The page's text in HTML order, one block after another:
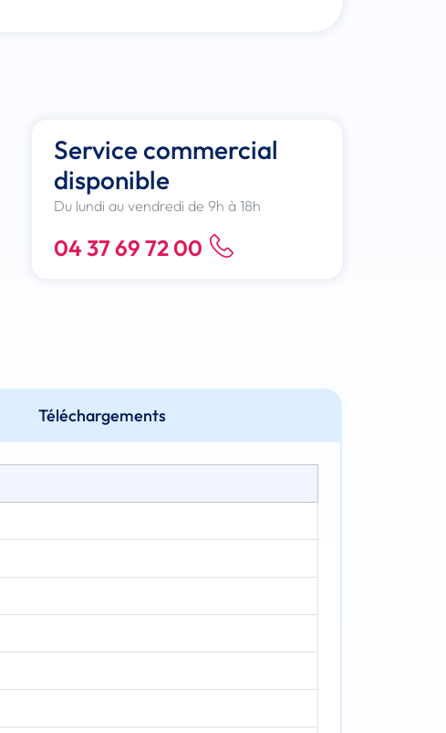
Service commercial
disponible
Du lundi au vendredi de 9h à 18h
04 37 69 72 00
Téléchargements